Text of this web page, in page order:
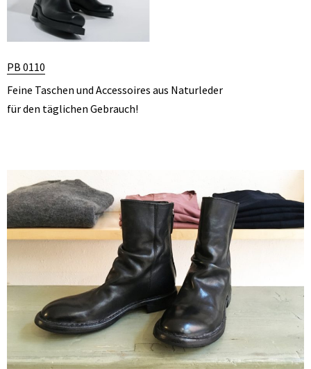
PB 0110
Feine Taschen und Accessoires aus Naturleder
für den täglichen Gebrauch!